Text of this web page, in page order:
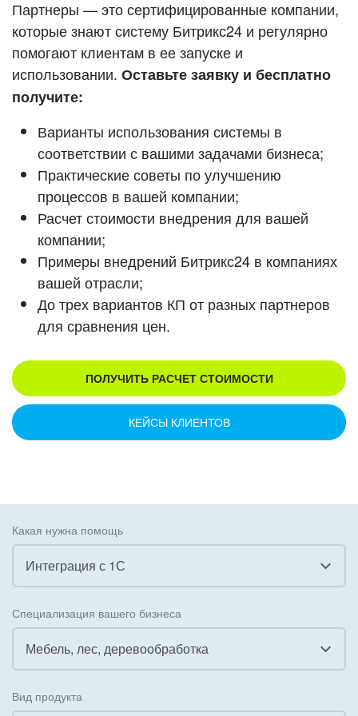
ВХОД
ВХОД
Смотреть видеокейсы
Партнеры — это сертифицированные компании,
которые знают систему Битрикс24 и регулярно
помогают клиентам в ее запуске и
использовании. Оставьте заявку и бесплатно
получите:
Варианты использования системы в
соответствии с вашими задачами бизнеса;
Практические советы по улучшению
процессов в вашей компании;
Расчет стоимости внедрения для вашей
компании;
Примеры внедрений Битрикс24 в компаниях
вашей отрасли;
До трех вариантов КП от разных партнеров
для сравнения цен.
ПОЛУЧИТЬ РАСЧЕТ СТОИМОСТИ
КЕЙСЫ КЛИЕНТОВ
Какая нужна помощь
Интеграция с 1С
Внедрение КЭДО
Интеграция с 1С
Специализация вашего бизнеса
Мебель, лес, деревообработка
Вид продукта